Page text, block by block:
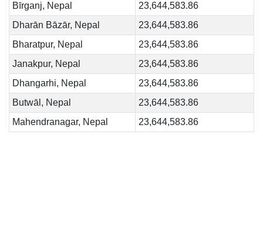
Bīrganj, Nepal
23,644,583.86
Dharān Bāzār, Nepal
23,644,583.86
Bharatpur, Nepal
23,644,583.86
Janakpur, Nepal
23,644,583.86
Dhangarhi, Nepal
23,644,583.86
Butwāl, Nepal
23,644,583.86
Mahendranagar, Nepal
23,644,583.86